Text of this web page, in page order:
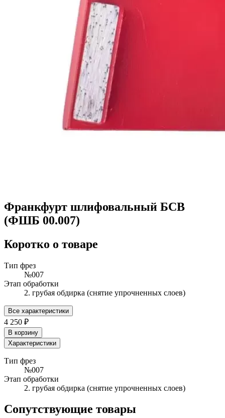
Франкфурт шлифовальный БСВ
(ФШБ 00.007)
Коротко о товаре
Тип фрез
№007
Этап обработки
2. грубая обдирка (снятие упрочненных слоев)
Все характеристики
4 250 ₽
В корзину
Характеристики
Тип фрез
№007
Этап обработки
2. грубая обдирка (снятие упрочненных слоев)
Сопутствующие товары